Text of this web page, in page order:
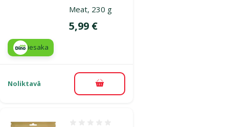
Meat, 230 g
Cena
5,99 €
iesaka
Noliktavā Pievienot grozam